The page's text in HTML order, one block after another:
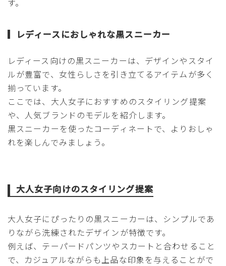
す。
レディースにおしゃれな黒スニーカー
レディース向けの黒スニーカーは、デザインやスタイ
ルが豊富で、女性らしさを引き立てるアイテムが多く
揃っています。
ここでは、大人女子におすすめのスタイリング提案
や、人気ブランドのモデルを紹介します。
黒スニーカーを使ったコーディネートで、よりおしゃ
れを楽しんでみましょう。
大人女子向けのスタイリング提案
大人女子にぴったりの黒スニーカーは、シンプルであ
りながら洗練されたデザインが特徴です。
例えば、テーパードパンツやスカートと合わせること
で、カジュアルながらも上品な印象を与えることがで